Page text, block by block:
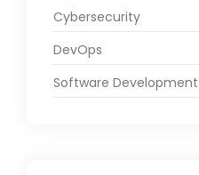
Cybersecurity
DevOps
Software Development